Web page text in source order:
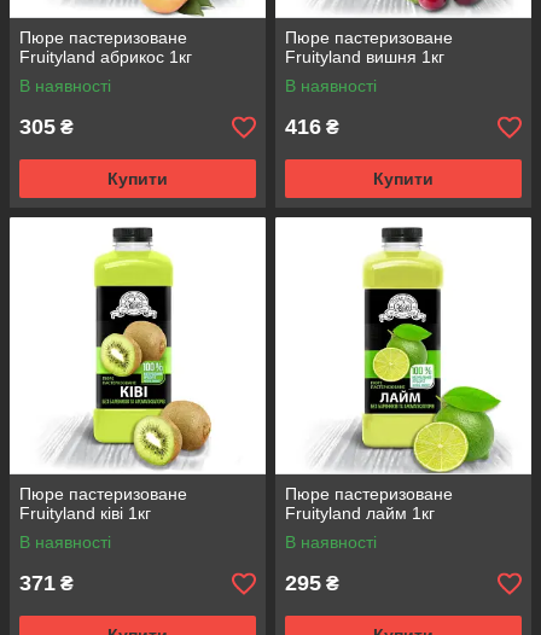
Пюре пастеризоване
Fruityland абрикос 1кг
В наявності
305 ₴
Купити
Пюре пастеризоване
Fruityland вишня 1кг
В наявності
416 ₴
Купити
Пюре пастеризоване
Fruityland ківі 1кг
В наявності
371 ₴
Пюре пастеризоване
Fruityland лайм 1кг
В наявності
295 ₴